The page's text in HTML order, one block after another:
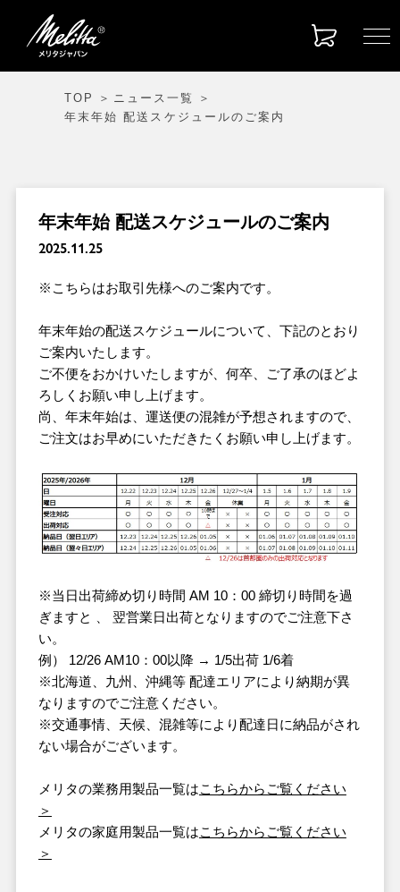
TOP
ニュース一覧
年末年始 配送スケジュールのご案内
年末年始 配送スケジュールのご案内
2025.11.25
※こちらはお取引先様へのご案内です。
年末年始の配送スケジュールについて、下記のとおり
ご案内いたします。
ご不便をおかけいたしますが、何卒、ご了承のほどよ
ろしくお願い申し上げます。
尚、年末年始は、運送便の混雑が予想されますので、
ご注文はお早めにいただきたくお願い申し上げます。
※当日出荷締め切り時間 AM 10：00 締切り時間を過
ぎますと 、 翌営業日出荷となりますのでご注意下さ
い。
例） 12/26 AM10：00以降 → 1/5出荷 1/6着
※北海道、九州、沖縄等 配達エリアにより納期が異
なりますのでご注意ください。
※交通事情、天候、混雑等により配達日に納品がされ
ない場合がございます。
メリタの業務用製品一覧はこちらからご覧ください
＞
メリタの家庭用製品一覧はこちらからご覧ください
＞